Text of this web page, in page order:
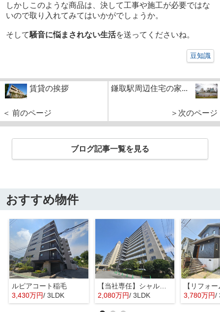
しかしこのような商品は、決して工事や施工が必要ではな
いので取り入れてみてはいかがでしょうか。
そして騒音に悩まされない生活を送ってくださいね。
豆知識
賃貸の挨拶
＜ 前のページ
鎌取駅周辺住宅の家...
＞次のページ
ブログ記事一覧を見る
おすすめ物件
ルピアコート稲毛
3,430万円/ 3LDK
【当社専任】シャルム稲毛
2,080万円/ 3LDK 3,780万円/